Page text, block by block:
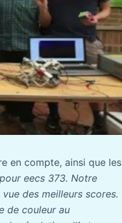
en compte, ainsi que les
eecs 373. Notre
des meilleurs scores.
de couleur au